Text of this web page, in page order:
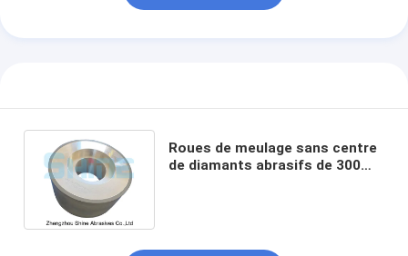
Roues de meulage sans centre
de diamants abrasifs de 300